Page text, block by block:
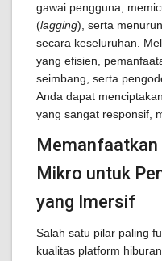
gawai pengguna,
(lagging), serta
secara keseluruhan.
yang efisien,
seimbang, serta
Anda dapat
yang sangat responsif,
Mikro untuk
yang Imersif
Salah satu pilar paling
kualitas platform